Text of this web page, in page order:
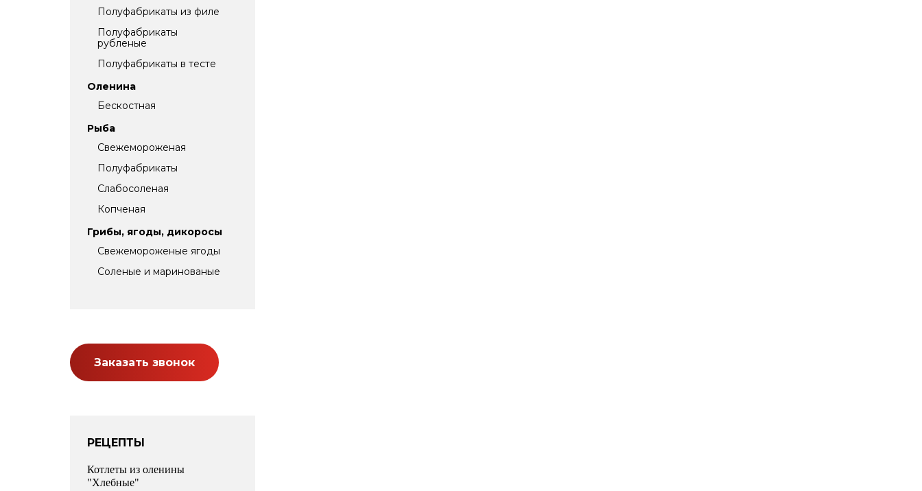
Полуфабрикаты из филе
Полуфабрикаты
рубленые
Полуфабрикаты в тесте
Оленина
Бескостная
Рыба
Свежемороженая
Полуфабрикаты
Слабосоленая
Копченая
Грибы, ягоды, дикоросы
Свежемороженые ягоды
Соленые и маринованые
Заказать звонок
РЕЦЕПТЫ
Котлеты из оленины
"Хлебные"